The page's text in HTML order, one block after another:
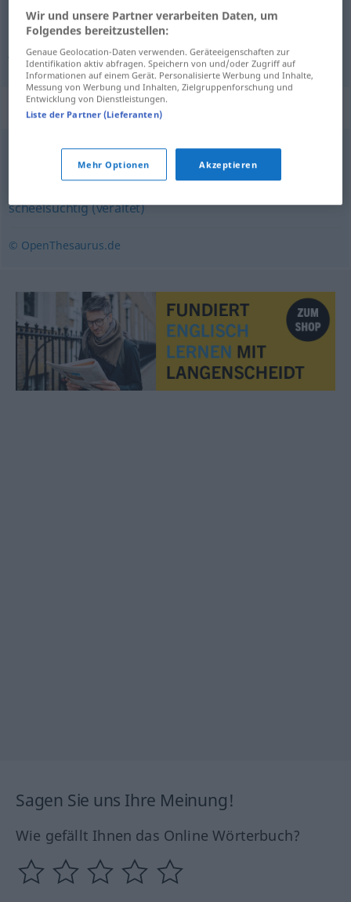
envious neiderfülltBlick etc
jealous neiderfülltBlick etc
Synonyme für "neiderfüllt"
missgünstig,scheel (ugs.),neidvoll
,schiefmäulig (ugs.) ,neidig (landschaftlich)
scheelsüchtig (veraltet)
© OpenThesaurus.de
Sagen Sie uns Ihre Meinung!
Wie gefällt Ihnen das Online Wörterbuch?
Wir und unsere Partner verarbeiten Daten, um
Folgendes bereitzustellen:
Genaue Geolocation-Daten verwenden. Geräteeigenschaften zur
Identifikation aktiv abfragen. Speichern von und/oder Zugriff auf
Informationen auf einem Gerät. Personalisierte Werbung und Inhalte,
Messung von Werbung und Inhalten, Zielgruppenforschung und
Entwicklung von Dienstleistungen.
Liste der Partner (Lieferanten)
Mehr Optionen Akzeptieren